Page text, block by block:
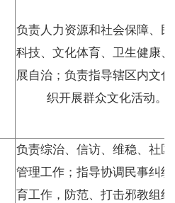
负责人力资源和社会保障、
科技、文化体育、卫生健康
展自治；负责指导辖区内文
织开展群众文化活动。
负责综治、信访、维稳、社
管理工作；指导协调民事纠
育工作，防范、打击邪教组